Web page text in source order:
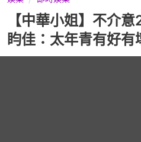
【中華小姐】不介
盷佳：太年青有好有